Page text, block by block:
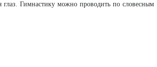
Гимнастику можно проводить по словесным